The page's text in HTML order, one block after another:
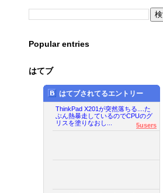
Popular entries
はてブ
はてブされてるエントリー
ThinkPad X201が突然落ちる....た
ぶん熱暴走しているのでCPUのグ
リスを塗りなおし...
5users